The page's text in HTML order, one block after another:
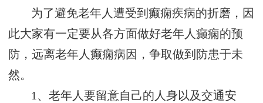
为了避免老年人遭受到癫痫疾病的折磨，因
此大家有一定要从各方面做好老年人癫痫的预
防，远离老年人癫痫病因，争取做到防患于未
然。
1、老年人要留意自己的人身以及交通安